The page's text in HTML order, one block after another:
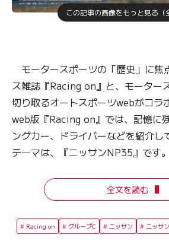
この記事の画像をもっと見る（
モータースポーツの「歴史」に焦
ス雑誌『Racing on』と、モーター
切り取るオートスポーツwebがコラ
web版『Racing on』では、記憶に
ングカー、ドライバーなどを紹介し
テーマは、『ニッサンNP35』です。
全文を読む
Racing on グループC ニッサン ニッサ